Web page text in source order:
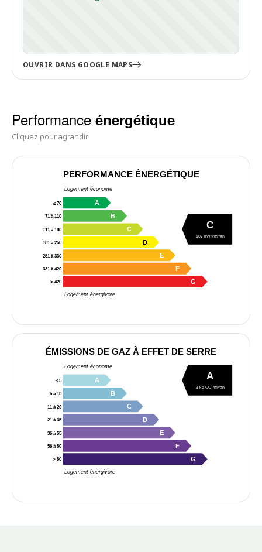
OUVRIR DANS GOOGLE MAPS
Performance énergétique
Cliquez pour agrandir.
PERFORMANCE ÉNERGÉTIQUE
Logement économe
Logement énergivore
≤ 70 A
71 à 110 B
111 à 180 C
181 à 250 D
251 à 330 E
331 à 420 F
> 420 G
C
107 kWh/m²/an
ÉMISSIONS DE GAZ À EFFET DE SERRE
Logement économe
Logement énergivore
≤ 5 A
6 à 10 B
11 à 20 C
21 à 35 D
36 à 55 E
56 à 80 F
> 80 G
A
3 kg CO₂/m²/an